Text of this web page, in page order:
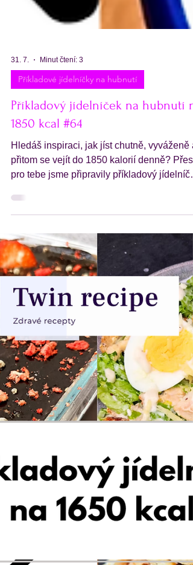
Minut čtení: 3
Příkladový jídelníček na hubnutí
1850 kcal #64
Hledáš inspiraci, jak jíst chutně, vyváženě a
přitom se vejít do 1850 kalorií denně?
na hubnutí, který není jen o kaloriích, ale
hlavně o radosti z jídla! Recepty v něm jsou
jednoduché a zaberou ti jen chvíli času -
žádné hodiny strávené v kuchyni! V článku
najdeš kompletní denní plán od snídaně až
po večeři, včetně přehledu kalorií, bílkovin,
sacharidů a tuků. Vše sestavené s ohledem
na zdravý životní styl, hubnutí a potř